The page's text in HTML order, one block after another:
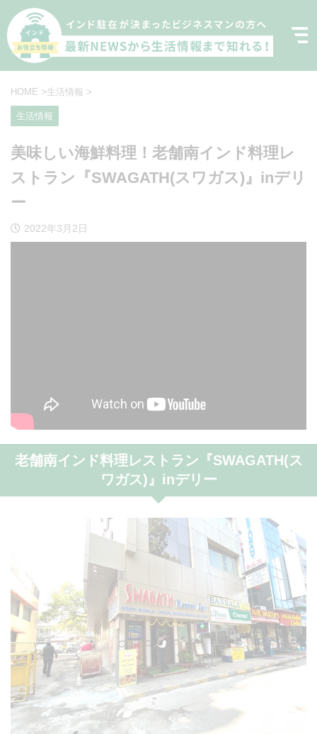
HOME >生活情報 >
生活情報
美味しい海鮮料理！老舗南インド料理レ
ストラン『SWAGATH(スワガス)』inデリ
ー
2022年3月2日
老舗南インド料理レストラン『SWAGATH(ス
ワガス)』inデリー